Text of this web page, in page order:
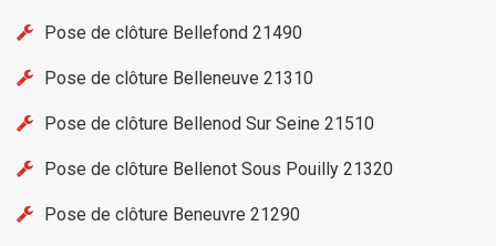
Pose de clôture Bellefond 21490
Pose de clôture Belleneuve 21310
Pose de clôture Bellenod Sur Seine 21510
Pose de clôture Bellenot Sous Pouilly 21320
Pose de clôture Beneuvre 21290